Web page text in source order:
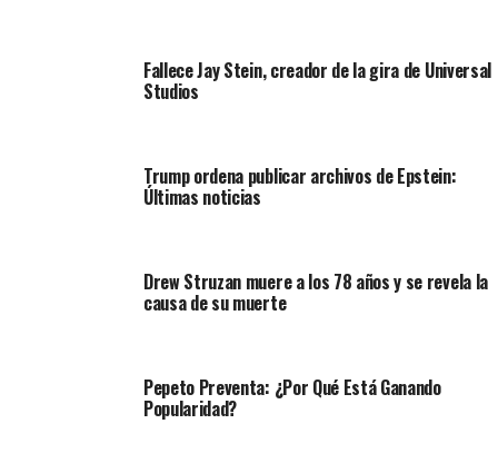
Fallece Jay Stein, creador de la gira de Universal
Studios
Trump ordena publicar archivos de Epstein:
Últimas noticias
Drew Struzan muere a los 78 años y se revela la
causa de su muerte
Pepeto Preventa: ¿Por Qué Está Ganando
Popularidad?